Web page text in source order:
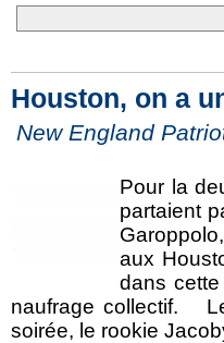
Houston, on a
New England
Pour la
partaient
aux
dans cette
naufrage collectif.
soirée, le rookie